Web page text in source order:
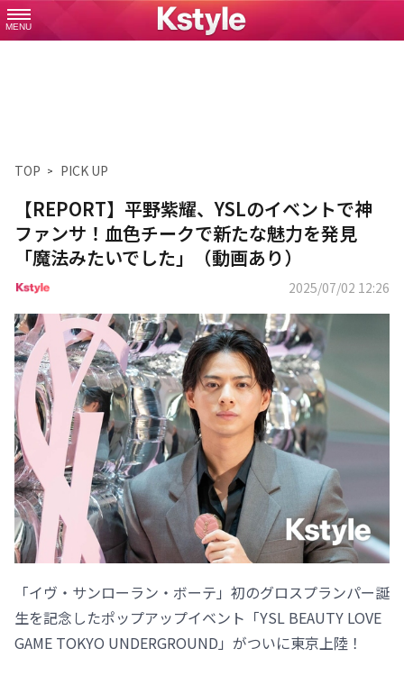
MENU
TOP PICK UP
【REPORT】平野紫耀、YSLのイベントで神
ファンサ！血色チークで新たな魅力を発見
「魔法みたいでした」（動画あり）
2025/07/02 12:26
「イヴ・サンローラン・ボーテ」初のグロスプランパー誕
生を記念したポップアップイベント「YSL BEAUTY LOVE
GAME TOKYO UNDERGROUND」がついに東京上陸！